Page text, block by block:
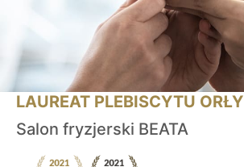
LAUREAT PLEBISCYTU ORŁY
Salon fryzjerski BEATA